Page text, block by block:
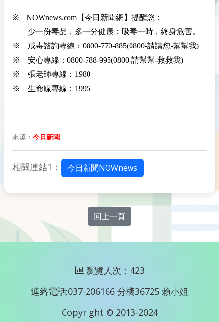
※ NOWnews.com 【今日新聞網】提醒您：
少一份毒品，多一分健康；吸毒一時，終身危害。
※ 戒毒諮詢專線：0800-770-885(0800-請請您-幫幫我)
※ 安心專線：0800-788-995(0800-請幫幫-救救我)
※ 張老師專線：1980
※ 生命線專線：1995
來源： 今日新聞
相關連結1： 今日新聞NOWnews
回上一頁
瀏覽人次：423
連絡電話:037-206166 分機36725 賴小姐
Copyright © 2013-2024